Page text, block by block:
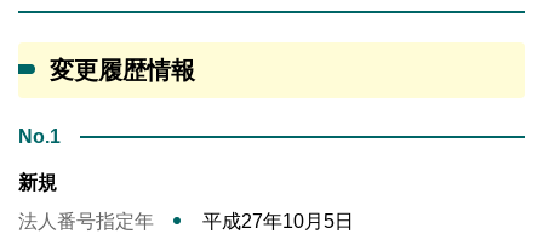
変更履歴情報
No.1
新規
法人番号指定年
平成27年10月5日